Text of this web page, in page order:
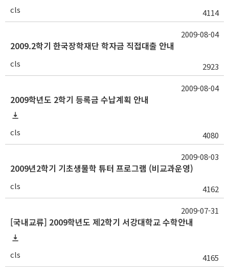
cls 4114
2009.2학기 한국장학재단 학자금 직접대출 안내
cls 2923
2009-08-04
2009학년도 2학기 등록금 수납계획 안내
cls 4080
2009-08-04
2009년2학기 기초생물학 튜터 프로그램 (비교과운영)
cls 4162
2009-08-03
[국내교류] 2009학년도 제2학기 서강대학교 수학안내
cls 4165
2009-07-31